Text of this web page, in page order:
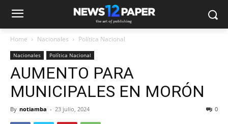
Home Nacionales Política Nacional
Nacionales Política Nacional
AUMENTO PARA
MUNICIPALES EN MORÓN
By notiamba - 23 julio, 2024 0